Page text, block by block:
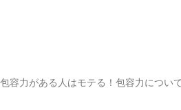
包容力がある人はモテる！包容力につい